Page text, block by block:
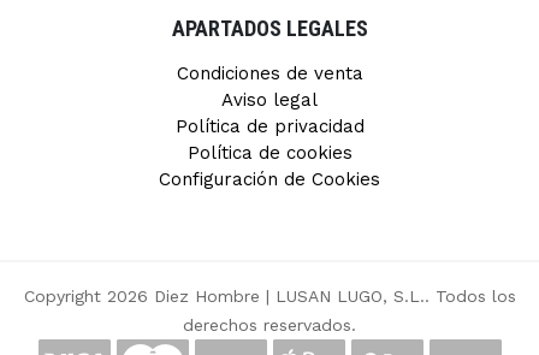
APARTADOS LEGALES
Condiciones de venta
Aviso legal
Política de privacidad
Política de cookies
Configuración de Cookies
Copyright 2026 Diez Hombre | LUSAN LUGO, S.L.. Todos los
derechos reservados.